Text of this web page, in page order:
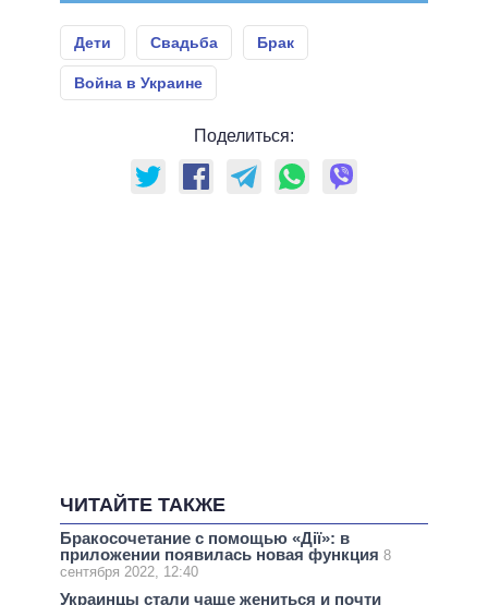
Дети Свадьба Брак
Война в Украине
Поделиться:
ЧИТАЙТЕ ТАКЖЕ
Бракосочетание с помощью «Дії»: в
приложении появилась новая функция 8
сентября 2022, 12:40
Украинцы стали чаще жениться и почти